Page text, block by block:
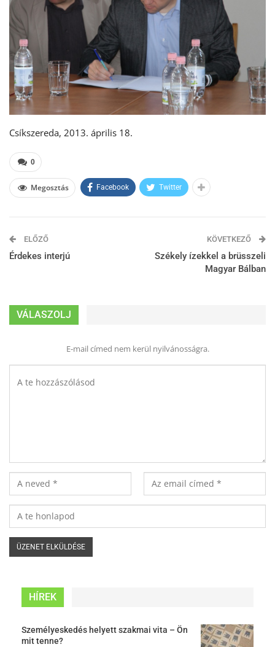
Csíkszereda, 2013. április 18.
0
Megosztás Facebook Twitter
ELŐZŐ
Érdekes interjú
KÖVETKEZŐ
Székely ízekkel a brüsszeli
Magyar Bálban
VÁLASZOLJ
E-mail címed nem kerül nyilvánosságra.
HÍREK
Személyeskedés helyett szakmai vita – Ön
mit tenne?